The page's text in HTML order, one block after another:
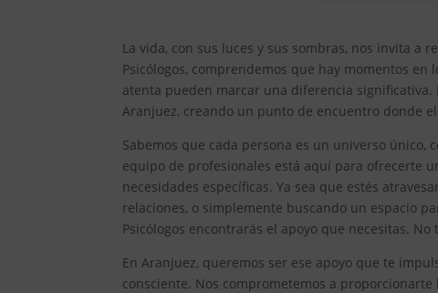
La vida, con sus luces y sus sombras, nos invita a
Psicólogos, comprendemos que hay momentos
atenta pueden marcar una diferencia
Aranjuez, creando un punto de encuentro donde
Sabemos que cada persona es un universo
equipo de profesionales está aquí para ofrecerte
necesidades específicas. Ya sea que estés
relaciones, o simplemente buscando un espacio
Psicólogos encontrarás el apoyo que necesitas.
En Aranjuez, queremos ser ese apoyo que te
consciente. Nos comprometemos a